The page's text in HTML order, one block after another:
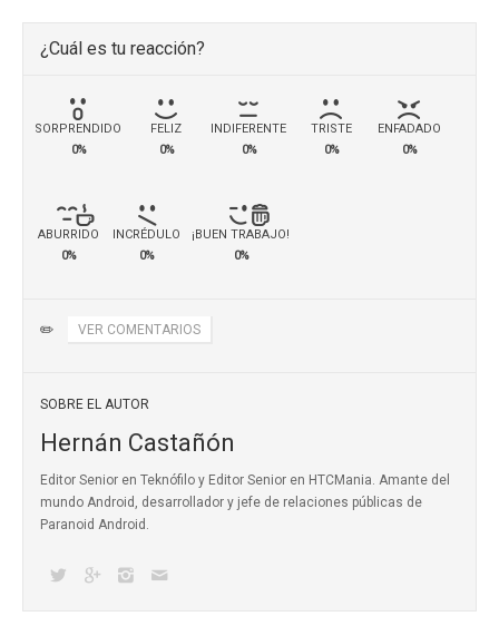
¿Cuál es tu reacción?
SORPRENDIDO
0%
FELIZ
0%
INDIFERENTE
0%
TRISTE
0%
ENFADADO
0%
ABURRIDO
0%
INCRÉDULO
0%
¡BUEN TRABAJO!
0%
✏️ VER COMENTARIOS
SOBRE EL AUTOR
Hernán Castañón
Editor Senior en Teknófilo y Editor Senior en HTCMania. Amante del
mundo Android, desarrollador y jefe de relaciones públicas de
Paranoid Android.